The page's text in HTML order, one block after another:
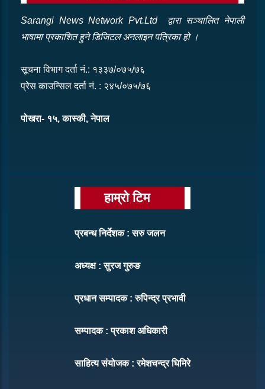
Sarangi News Network Pvt.Ltd द्वारा सञ्‍चालित नेपाली
भाषामा प्रकाशित हुने डिजिटल अनलाइन पत्रिका हो ।
सूचना विभाग दर्ता नं.: १३३७/०७५/७६
प्रेस काउन्सिल दर्ता नं. : २४५/०७५/७६
पोखरा- १५, कास्की, नेपाल
हाम्रो टिम
प्रबन्ध निर्देशक : सरु जलन
अध्यक्ष : सुरज गुरुङ
प्रधान सम्पादक : रुपिन्द्र प्रभावी
सम्पादक : प्रकाश अधिकारी
साहित्य संयोजक : रमेशचन्द्र घिमिरे